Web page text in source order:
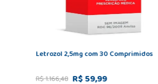
Letrozol 2,5mg com 30 Comprimidos
R$1.166,48 R$ 59,99